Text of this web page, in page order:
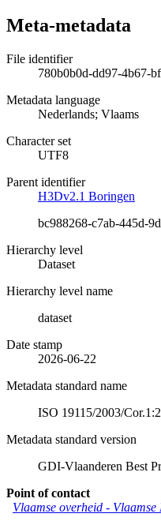
Meta-metadata
File identifier
780b0b0d-dd97-4b67-
Metadata language
Nederlands; Vlaams
Character set
UTF8
Parent identifier
H3Dv2.1 Boringen
bc988268-c7ab-445d-
Hierarchy level
Dataset
Hierarchy level name
dataset
Date stamp
2026-06-22
Metadata standard name
ISO 19115/2003/
Metadata standard version
GDI-Vlaanderen Best
Point of contact
Vlaamse overheid -